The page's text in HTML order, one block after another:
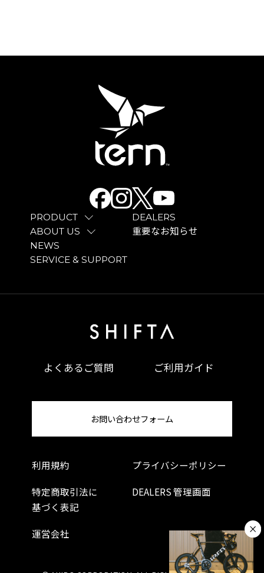
PRODUCT
ABOUT US
NEWS
SERVICE & SUPPORT
DEALERS
重要なお知らせ
よくあるご質問 ご利用ガイド
利用規約 プライバシーポリシー
特定商取引法に
基づく表記
DEALERS 管理画面
運営会社
お問い合わせフォーム